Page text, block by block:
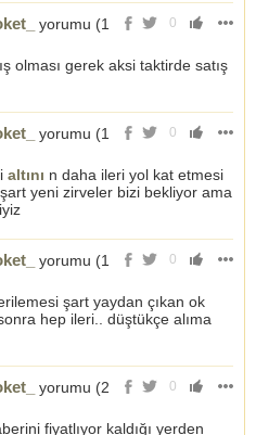
0
yorumu (1
olması gerek aksi taktirde satış
0
yorumu (1
altını n daha ileri yol kat etmesi
yeni zirveler bizi bekliyor ama
0
yorumu (1
şart yaydan çıkan ok
hep ileri.. düştükçe alıma
0
yorumu (2
fiyatlıyor kaldığı yerden